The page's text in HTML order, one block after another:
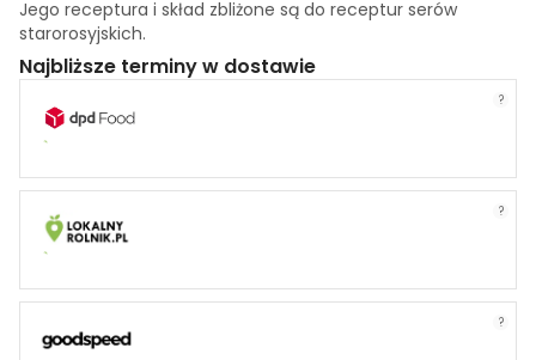
Jego receptura i skład zbliżone są do receptur serów
starorosyjskich.
Najbliższe terminy w dostawie
?
?
?